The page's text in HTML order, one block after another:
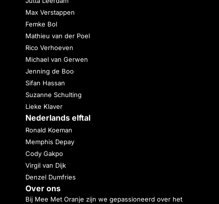
Max Verstappen
Femke Bol
Mathieu van der Poel
Rico Verhoeven
Michael van Gerwen
Jenning de Boo
Sifan Hassan
Suzanne Schulting
Lieke Klaver
Nederlands elftal
Ronald Koeman
Memphis Depay
Cody Gakpo
Virgil van Dijk
Denzel Dumfries
Over ons
Bij Mee Met Oranje zijn we gepassioneerd over het